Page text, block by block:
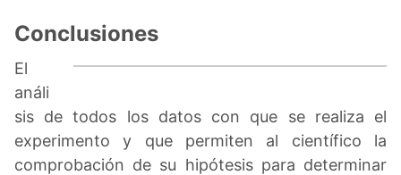
Conclusiones
El
análi
sis de todos los datos con que se realiza el
experimento y que permiten al científico la
comprobación de su hipótesis para determinar